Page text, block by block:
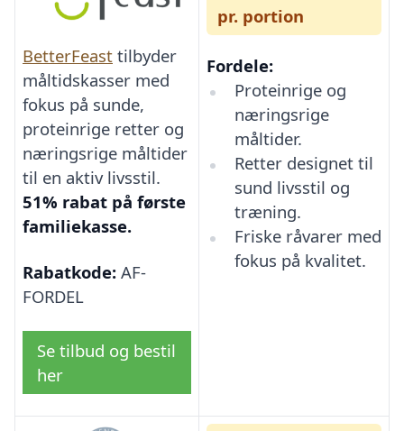
BetterFeast tilbyder
måltidskasser med
fokus på sunde,
proteinrige retter og
næringsrige måltider
til en aktiv livsstil.
51% rabat på første
familiekasse.
Rabatkode: AF-
FORDEL
Se tilbud og bestil
her
pr. portion
Fordele:
Proteinrige og
næringsrige
måltider.
Retter designet til
sund livsstil og
træning.
Friske råvarer med
fokus på kvalitet.